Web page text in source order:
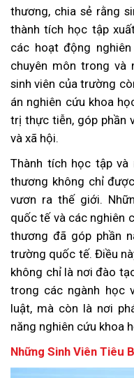
thương, chia sẻ rằng
thành tích học tập
các hoạt động
chuyên môn trong và
sinh viên của trường
án nghiên cứu khoa
trị thực tiễn, góp phần
và xã hội.
Thành tích học tập và
thương không chỉ
vươn ra thế giới.
quốc tế và các nghiên
thương đã góp phần
trường quốc tế. Điều
không chỉ là nơi đào
trong các ngành học
luật, mà còn là nơi
năng nghiên cứu khoa
Những Sinh Viên Tiêu